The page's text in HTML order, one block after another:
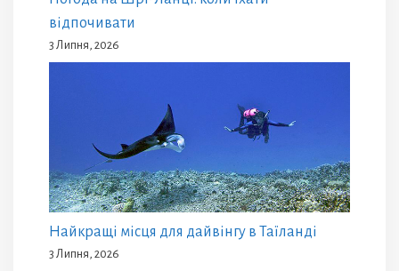
відпочивати
3 Липня, 2026
Найкращі місця для дайвінгу в Таїланді
3 Липня, 2026